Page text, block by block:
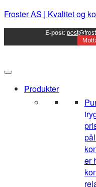
Froster AS | Kvalitet og
E-post:
Produkter
er